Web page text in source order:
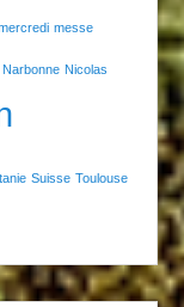
messe
Narbonne Nicolas
Suisse Toulouse